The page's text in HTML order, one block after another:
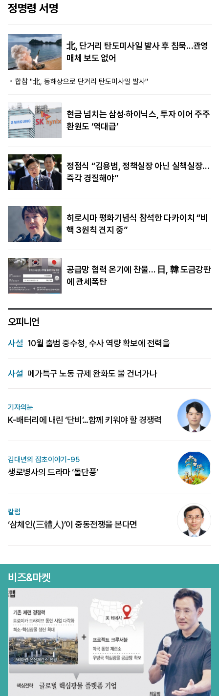
정명령 서명
北, 단거리 탄도미사일 발사 후 침묵…관영
매체 보도 없어
합참 "北, 동해상으로 단거리 탄도미사일 발사"
현금 넘치는 삼성·하이닉스, 투자 이어 주주
환원도 ‘역대급’
정점식 “김용범, 정책실장 아닌 실책실장…
즉각 경질해야”
히로시마 평화기념식 참석한 다카이치 “비
핵 3원칙 견지 중”
공급망 협력 온기에 찬물… 日, 韓 도금강판
에 관세폭탄
오피니언
사설 10월 출범 중수청, 수사 역량 확보에 전력을
사설 메가특구 노동 규제 완화도 물 건너가나
기자의눈
K-배터리에 내린 ‘단비’…함께 키워야 할 경쟁력
김대년의 잡초이야기-95
생로병사의 드라마 ‘돌단풍’
칼럼
‘삼체인(三體人)’이 중동전쟁을 본다면
비즈&마켓